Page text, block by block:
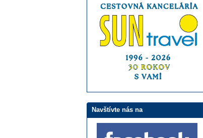
Navštívte nás na